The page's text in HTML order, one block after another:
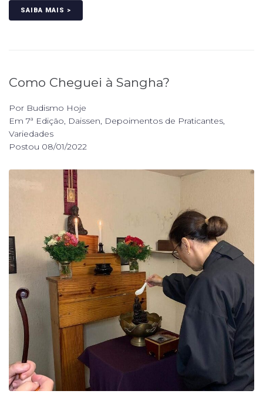
SAIBA MAIS >
Como Cheguei à Sangha?
Por Budismo Hoje
Em 7ª Edição, Daissen, Depoimentos de Praticantes,
Variedades
Postou 08/01/2022